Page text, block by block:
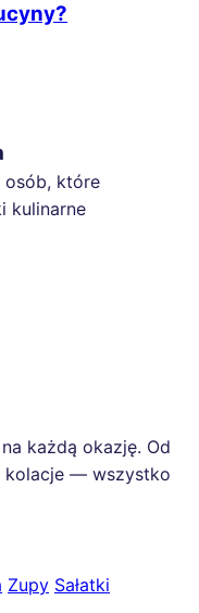
osób, które
kulinarne
każdą okazję. Od
kolacje — wszystko
Zupy Sałatki